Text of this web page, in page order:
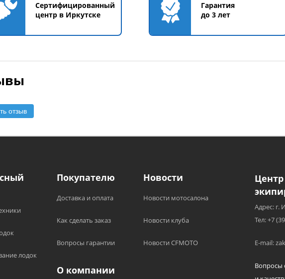
Сертифицированный
центр в Иркутске
Гарантия
до 3 лет
отзыв
лодок
Покупателю
Доставка и оплата
Как сделать заказ
Вопросы гарантии
Новости
Новости мотосалона
Новости клуба
Новости CFMOTO
О компании
Адрес: г.
Тел: +7
E-mail:
Вопросы